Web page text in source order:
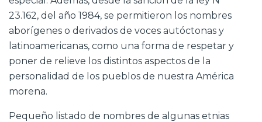
23.162, del año 1984, se permitieron los nombres
aborígenes o derivados de voces autóctonas y
latinoamericanas, como una forma de respetar y
poner de relieve los distintos aspectos de la
personalidad de los pueblos de nuestra América
morena.
Pequeño listado de nombres de algunas etnias